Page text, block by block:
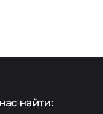
найти: